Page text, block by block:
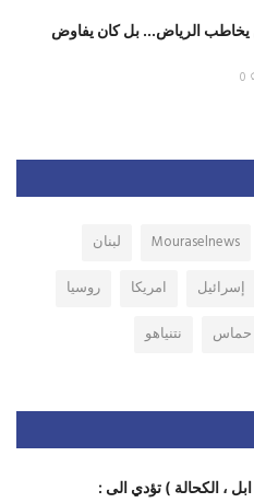
يخاطب الرياض... بل كان يفاوض
0
Mouraselnews
لبنان
إسرائيل امريكا
روسيا
حماس نتنياهو
، الكحالة ) تؤدي الى :